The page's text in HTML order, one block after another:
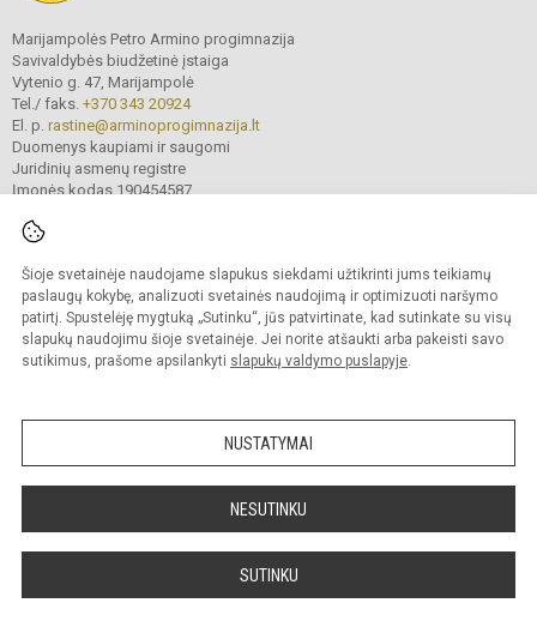
Šioje svetainėje naudojame slapukus siekdami užtikrinti jums teikiamų
paslaugų kokybę, analizuoti svetainės naudojimą ir optimizuoti naršymo
patirtį. Spustelėję mygtuką „Sutinku“, jūs patvirtinate, kad sutinkate su visų
slapukų naudojimu šioje svetainėje. Jei norite atšaukti arba pakeisti savo
sutikimus, prašome apsilankyti slapukų valdymo puslapyje.
NUSTATYMAI
NESUTINKU
SUTINKU
Marijampolės Petro Armino progimnazija
Savivaldybės biudžetinė įstaiga
Vytenio g. 47, Marijampolė
Tel./ faks. +370 343 20924
El. p. rastine@arminoprogimnazija.lt
Duomenys kaupiami ir saugomi
Juridinių asmenų registre
Įmonės kodas 190454587
© 2026. Marijampolės Petro Armino progimnazija. Visos teisės saugomos.
Kopijuoti turinį be raštiško įstaigos administracijos sutikimo griežtai draudžiama.
Prieinamumo paraiška Slapukų valdymas
Sumanus būdas atnaujinti